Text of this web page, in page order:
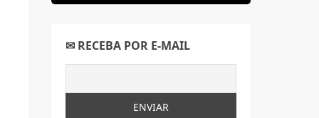
✉ RECEBA POR E-MAIL